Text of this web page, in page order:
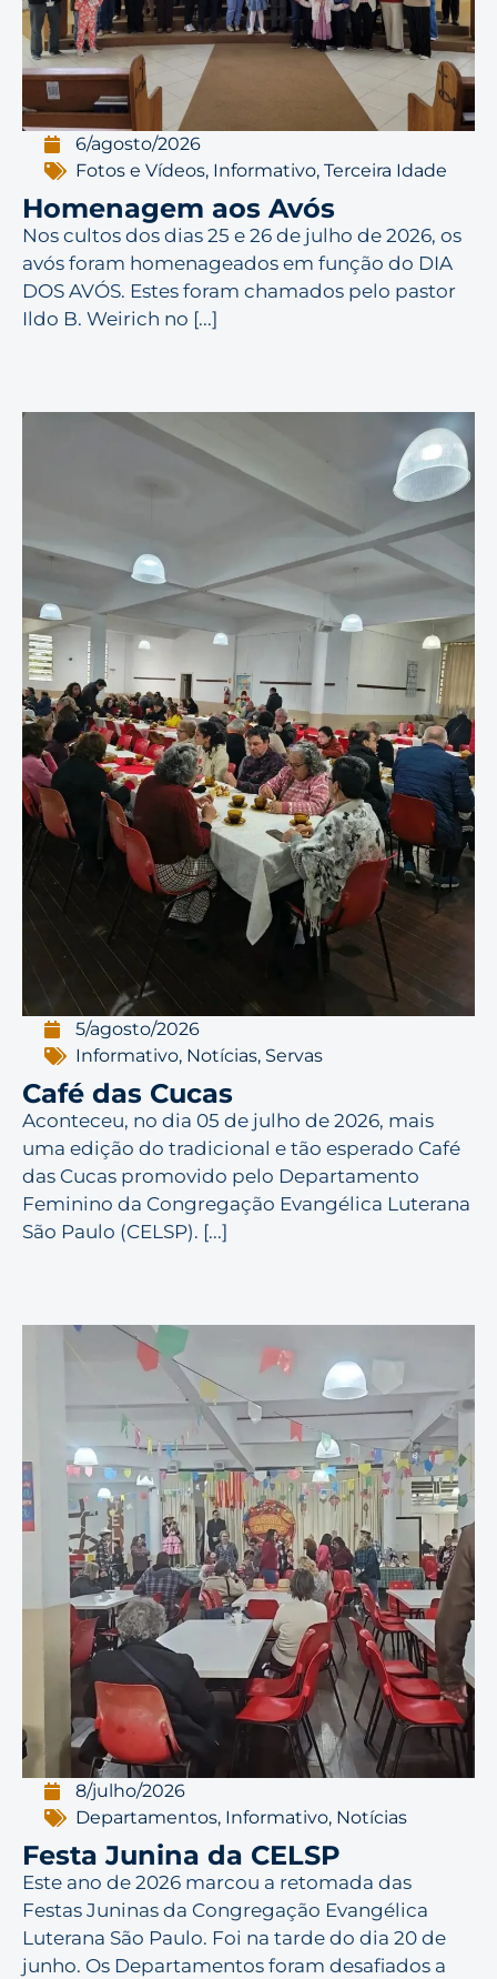
6/agosto/2026
Fotos e Vídeos, Informativo,Terceira Idade
Homenagem aos Avós
Nos cultos dos dias 25 e 26 de julho de 2026, os
avós foram homenageados em função do DIA
DOS AVÓS. Estes foram chamados pelo pastor
Ildo B. Weirich no [...]
5/agosto/2026
Informativo, Notícias, Servas
Café das Cucas
Aconteceu, no dia 05 de julho de 2026, mais
uma edição do tradicional e tão esperado Café
das Cucas promovido pelo Departamento
Feminino da Congregação Evangélica Luterana
São Paulo (CELSP). [...]
8/julho/2026
Departamentos, Informativo, Notícias
Festa Junina da CELSP
Este ano de 2026 marcou a retomada das
Festas Juninas da Congregação Evangélica
Luterana São Paulo. Foi na tarde do dia 20 de
junho. Os Departamentos foram desafiados a